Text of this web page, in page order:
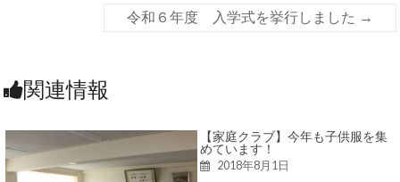
令和６年度 入学式を挙行しました →
関連情報
【家庭クラブ】今年も子供服を集
めています！
2018年8月1日